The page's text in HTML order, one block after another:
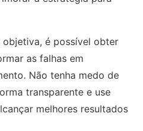
é possível obter
as falhas em
Não tenha medo de
transparente e use
melhores resultados